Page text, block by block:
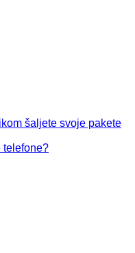
šaljete svoje pakete
telefone?